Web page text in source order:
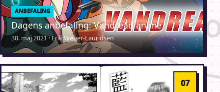
ANBEFALING
Dagens anbefaling: Vandread anime
30. maj 2021 · Erik Weber-Lauridsen